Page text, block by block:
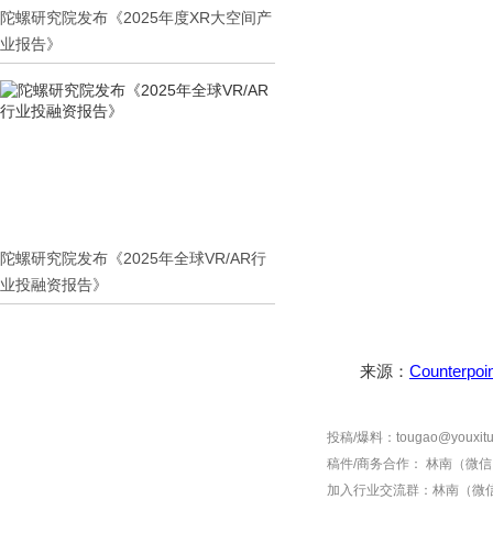
陀螺研究院发布《2025年度XR大空间产
业报告》
陀螺研究院发布《2025年全球VR/AR行
业投融资报告》
来源：
投稿/爆料：
稿件/商务合作： 林南（微
加入行业交流群： 林南（微